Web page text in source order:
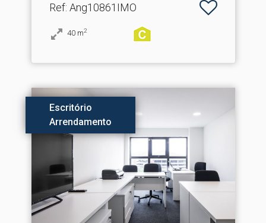
Ref: Ang10861IMO
40 m2
Escritório
Arrendamento